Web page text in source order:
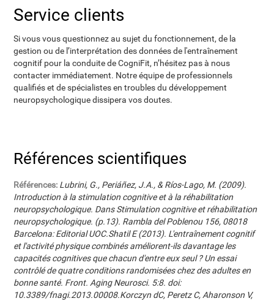
Service clients
Si vous vous questionnez au sujet du fonctionnement, de la
gestion ou de l’interprétation des données de l'entraînement
cognitif pour la conduite de CogniFit, n’hésitez pas à nous
contacter immédiatement. Notre équipe de professionnels
qualifiés et de spécialistes en troubles du développement
neuropsychologique dissipera vos doutes.
Références scientifiques
Références: Lubrini, G., Periáñez, J.A., & Ríos-Lago, M. (2009).
Introduction à la stimulation cognitive et à la réhabilitation
neuropsychologique. Dans Stimulation cognitive et réhabilitation
neuropsychologique. (p.13). Rambla del Poblenou 156, 08018
Barcelona: Editorial UOC.Shatil E (2013). L'entraînement cognitif
et l'activité physique combinés améliorent-ils davantage les
capacités cognitives que chacun d'entre eux seul ? Un essai
contrôlé de quatre conditions randomisées chez des adultes en
bonne santé. Front. Aging Neurosci. 5:8. doi:
10.3389/fnagi.2013.00008.Korczyn dC, Peretz C, Aharonson V,